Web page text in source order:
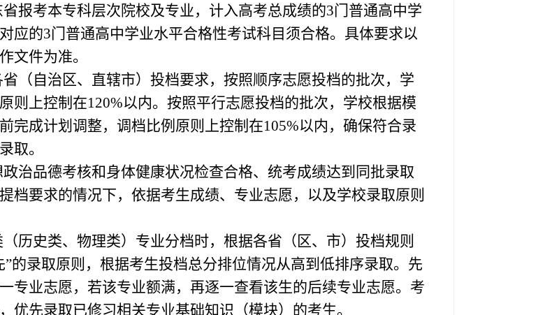
报考本专科层次院校及专业，计入高考总成绩的3门普通高中学
应的3门普通高中学业水平合格性考试科目须合格。具体要求以
文件为准。
（自治区、直辖市）投档要求，按照顺序志愿投档的批次，学
则上控制在120%以内。按照平行志愿投档的批次，学校根据模
完成计划调整，调档比例原则上控制在105%以内，确保符合录
取。
治品德考核和身体健康状况检查合格、统考成绩达到同批录取
档要求的情况下，依据考生成绩、专业志愿，以及学校录取原则
历史类、物理类）专业分档时，根据各省（区、市）投档规则
”的录取原则，根据考生投档总分排位情况从高到低排序录取。先
专业志愿，若该专业额满，再逐一查看该生的后续专业志愿。考
优先录取已修习相关专业基础知识（模块）的考生。